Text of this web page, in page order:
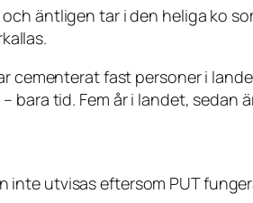
äntligen tar i den heliga ko
cementerat fast personer i
tid. Fem år i landet, sedan
utvisas eftersom PUT